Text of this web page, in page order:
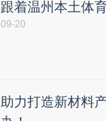
跟着温州本土体
09-20
助力打造新材料